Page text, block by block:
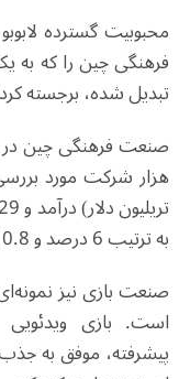
محبوبیت گسترده
فرهنگی چین را که
تبدیل شده، برجسته
به ترتیب 6 درصد و 10.8 درصد بیشتر از سال 2023 است.
صنعت بازی نیز
است. بازی ویدئویی
پیشرفته، موفق به